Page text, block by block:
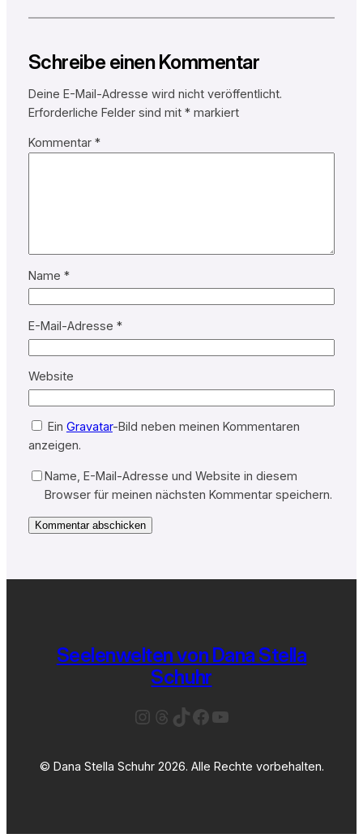
Schreibe einen Kommentar
Deine E-Mail-Adresse wird nicht veröffentlicht.
Erforderliche Felder sind mit *markiert
Kommentar *
Name *
E-Mail-Adresse *
Website
Ein Gravatar-Bild neben meinen Kommentaren
anzeigen.
Name, E-Mail-Adresse und Website in diesem
Browser für meinen nächsten Kommentar speichern.
Seelenwelten von Dana Stella
Schuhr
Instagram
Threads
TikTok
Facebook
YouTube
© Dana Stella Schuhr 2026. Alle Rechte vorbehalten.